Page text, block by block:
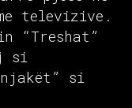
televizive.
“Treshat”
si
si